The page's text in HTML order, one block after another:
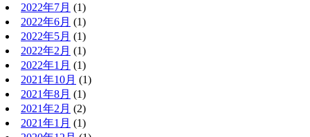
2022年7月 (1)
2022年6月 (1)
2022年5月 (1)
2022年2月 (1)
2022年1月 (1)
2021年10月 (1)
2021年8月 (1)
2021年2月 (2)
2021年1月 (1)